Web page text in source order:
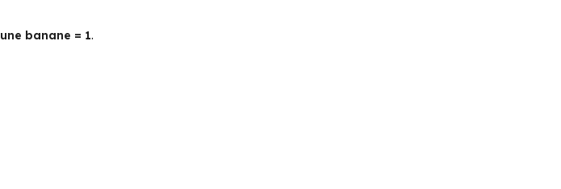
une banane = 1.